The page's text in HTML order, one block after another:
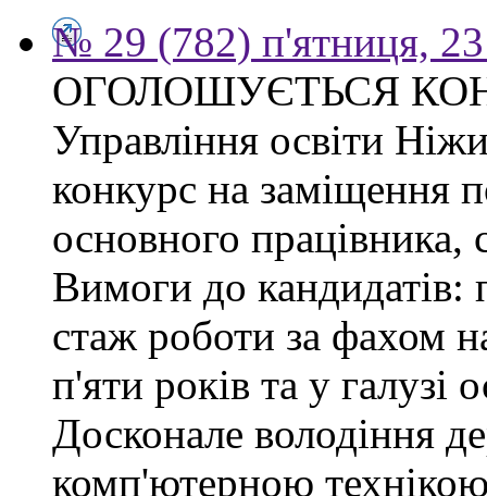
№ 29 (782) п'ятниця,
ОГОЛОШУЄТЬСЯ
Управління освіти
конкурс на заміщення
основного працівника,
Вимоги до кандидатів:
стаж роботи за фахом
п'яти років та у галузі
Досконале володіння
комп'ютерною